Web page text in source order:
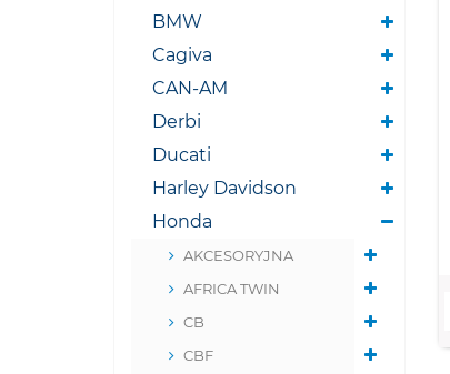
BMW
Cagiva
CAN-AM
Derbi
Ducati
Harley Davidson
Honda
AKCESORYJNA
AFRICA TWIN
CB
CBF